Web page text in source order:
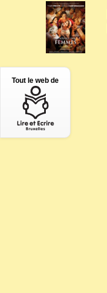
Tout le web de